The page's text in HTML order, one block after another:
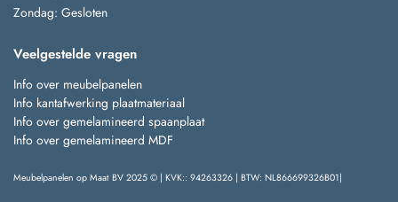
Zondag: Gesloten
Veelgestelde vragen
Info over meubelpanelen
Info kantafwerking plaatmateriaal
Info over gemelamineerd spaanplaat
Info over gemelamineerd MDF
Meubelpanelen op Maat BV 2025 © | KVK:: 94263326 | BTW: NL866699326B01|